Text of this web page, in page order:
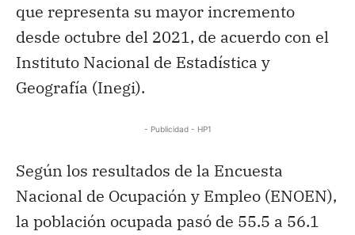
que representa su mayor incremento
desde octubre del 2021, de acuerdo con el
Instituto Nacional de Estadística y
Geografía (Inegi).
- Publicidad - HP1
Según los resultados de la Encuesta
Nacional de Ocupación y Empleo (ENOEN),
la población ocupada pasó de 55.5 a 56.1